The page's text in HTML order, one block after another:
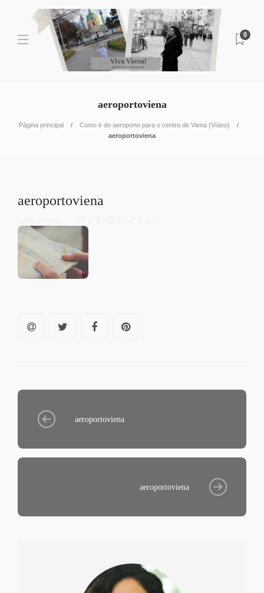
0
aeroportoviena
Página principal
Como ir do aeroporto para o centro de Viena {Vídeo}
aeroportoviena
aeroportoviena
Letícia Diethelm 0 1 min
aeroportoviena
aeroportoviena